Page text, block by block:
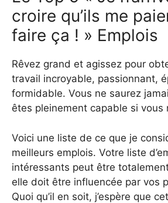
croire qu’ils me
faire ça ! » Emplois
Rêvez grand et agissez pour
travail incroyable, passionnant,
formidable. Vous ne saurez
êtes pleinement capable si vous
Voici une liste de ce que je
meilleurs emplois. Votre liste
intéressants peut être
elle doit être influencée par vos
Quoi qu’il en soit, j’espère que